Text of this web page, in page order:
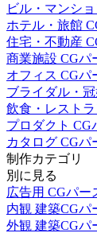
ビル・マンシ
ホテル・旅館
住宅・不動産
商業施設 CGパ
オフィス CGパ
ブライダル・
飲食・レスト
プロダクト CG
カタログ CGパ
制作カテゴリ
別に見る
広告用 CGパー
内観 建築CGパ
外観 建築CGパ